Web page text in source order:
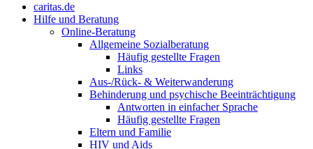
caritas.de
Hilfe und Beratung
Online-Beratung
Allgemeine Sozialberatung
Häufig gestellte Fragen
Links
Aus-/Rück- & Weiterwanderung
Behinderung und psychische Beeinträchtigung
Antworten in einfacher Sprache
Häufig gestellte Fragen
Eltern und Familie
HIV und Aids